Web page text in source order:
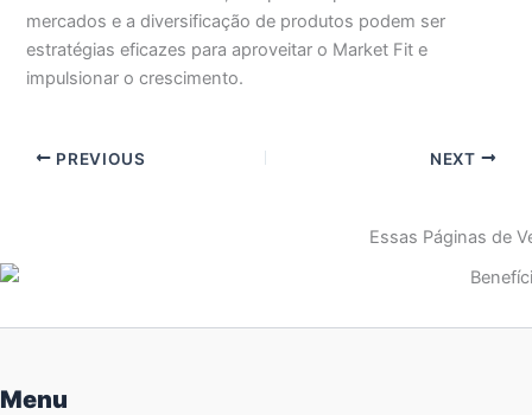
mercados e a diversificação de produtos podem ser
estratégias eficazes para aproveitar o Market Fit e
impulsionar o crescimento.
PREVIOUS NEXT
Essas Páginas de
Menu